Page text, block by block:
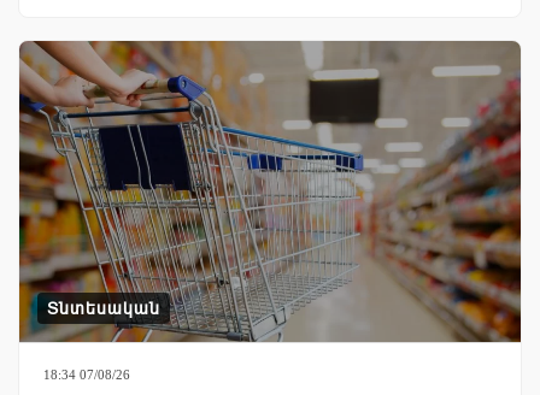
Տնտեսական
18:34 07/08/26